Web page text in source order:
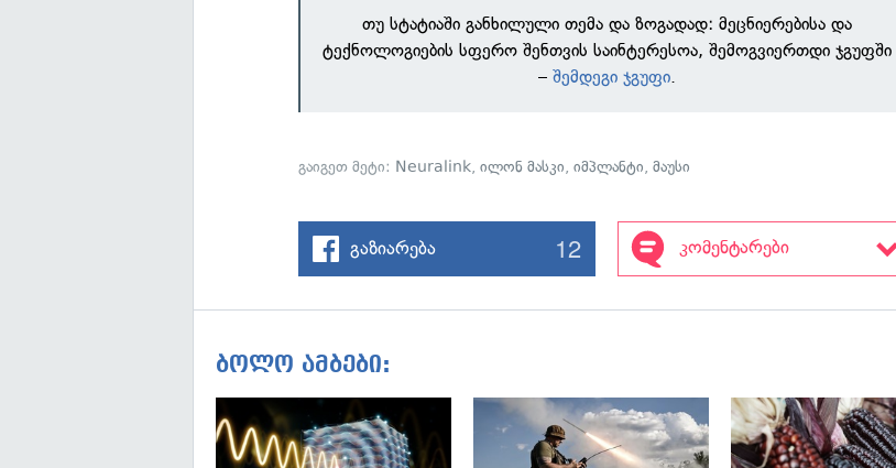
თუ სტატიაში განხილული თემა და ზოგადად: მეცნიერებისა და
ტექნოლოგიების სფერო შენთვის საინტერესოა, შემოგვიერთდი ჯგუფში
–შემდეგი ჯგუფი.
გაიგეთ მეტი: Neuralink,ილონ მასკი,იმპლანტი,მაუსი
გაზიარება 12 კომენტარები
ბოლო ამბები:
გადახედვა